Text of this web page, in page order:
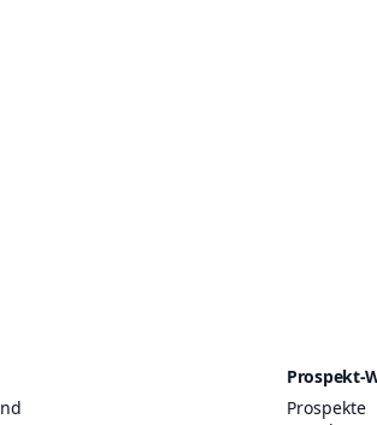
Prospekt-
Prospekte